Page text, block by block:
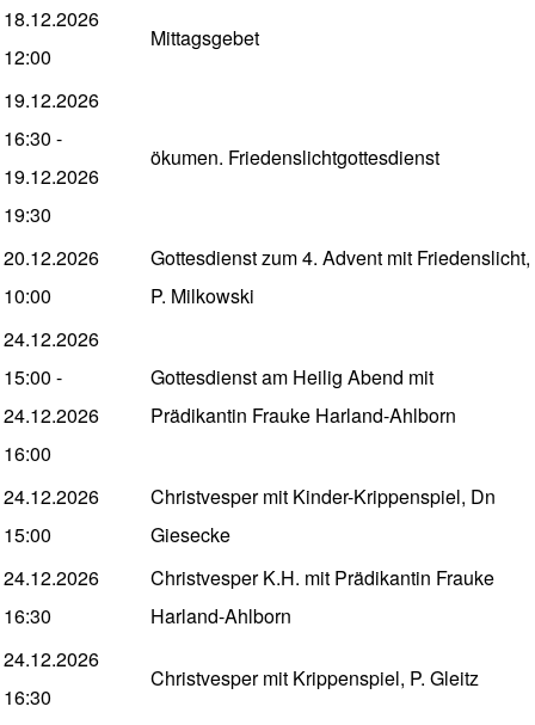
18.12.2026
12:00
Mittagsgebet
19.12.2026
16:30 -
19.12.2026
19:30
ökumen. Friedenslichtgottesdienst
20.12.2026
10:00
Gottesdienst zum 4. Advent mit Friedenslicht,
P. Milkowski
24.12.2026
15:00 -
24.12.2026
16:00
Gottesdienst am Heilig Abend mit
Prädikantin Frauke Harland-Ahlborn
24.12.2026
15:00
Christvesper mit Kinder-Krippenspiel, Dn
Giesecke
24.12.2026
16:30
Christvesper K.H. mit Prädikantin Frauke
Harland-Ahlborn
24.12.2026
16:30
Christvesper mit Krippenspiel, P. Gleitz